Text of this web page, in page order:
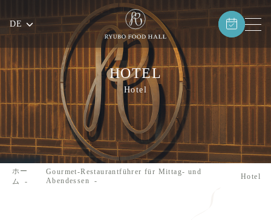
DE
HOTEL
Hotel
ホー
ム
Gourmet-Restaurantführer für Mittag- und
Abendessen
Hotel